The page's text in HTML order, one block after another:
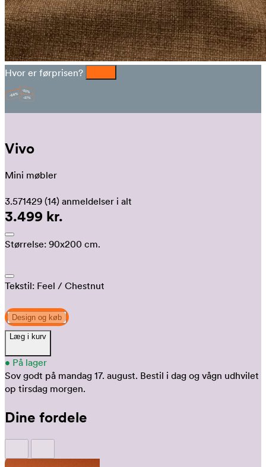
Hvor er førprisen?
Vivo
Mini møbler
3.571429 (14) anmeldelser i alt
3.499 kr.
Størrelse: 90x200 cm.
Tekstil: Feel / Chestnut
Design og køb
Læg i kurv
• På lager
Sov godt på mandag 17. august. Bestil i dag og vågn udhvilet
op tirsdag morgen.
Dine fordele